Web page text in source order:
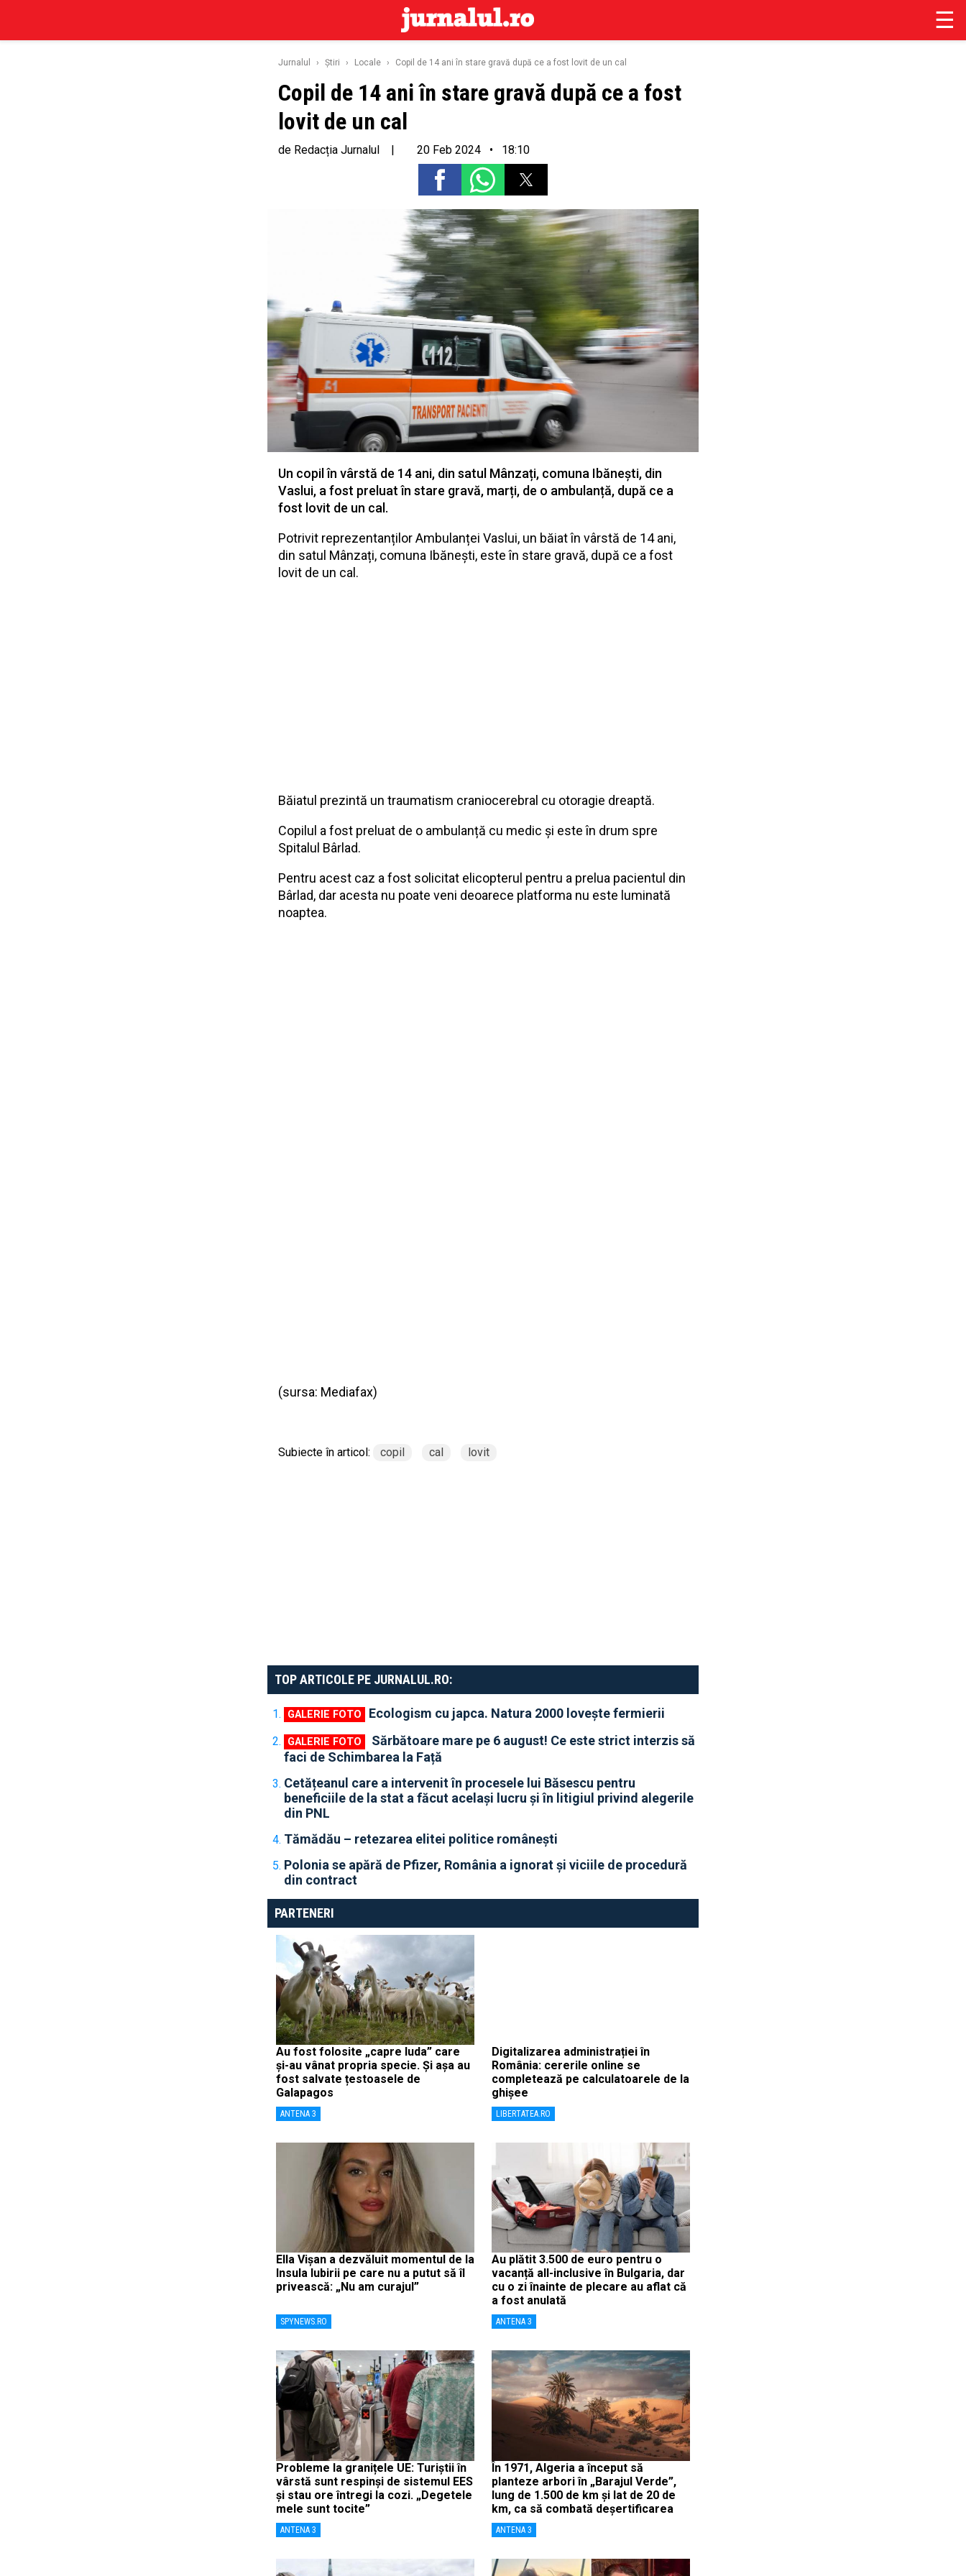
☰
Jurnalul › Ştiri › Locale › Copil de 14 ani în stare gravă după ce a fost lovit de un cal
Copil de 14 ani în stare gravă după ce a fost
lovit de un cal
de Redacția Jurnalul | 20 Feb 2024 • 18:10
Un copil în vârstă de 14 ani, din satul Mânzați, comuna Ibănești, din
Vaslui, a fost preluat în stare gravă, marți, de o ambulanță, după ce a
fost lovit de un cal.
Potrivit reprezentanților Ambulanței Vaslui, un băiat în vârstă de 14 ani,
din satul Mânzați, comuna Ibănești, este în stare gravă, după ce a fost
lovit de un cal.
Băiatul prezintă un traumatism craniocerebral cu otoragie dreaptă.
Copilul a fost preluat de o ambulanță cu medic și este în drum spre
Spitalul Bârlad.
Pentru acest caz a fost solicitat elicopterul pentru a prelua pacientul din
Bârlad, dar acesta nu poate veni deoarece platforma nu este luminată
noaptea.
(sursa: Mediafax)
Subiecte în articol: copil cal lovit
TOP ARTICOLE PE JURNALUL.RO:
Ecologism cu japca. Natura 2000 lovește fermierii
Sărbătoare mare pe 6 august! Ce este strict interzis să
faci de Schimbarea la Față
Cetățeanul care a intervenit în procesele lui Băsescu pentru
beneficiile de la stat a făcut același lucru și în litigiul privind alegerile
din PNL
Tămădău – retezarea elitei politice românești
Polonia se apără de Pfizer, România a ignorat și viciile de procedură
din contract
PARTENERI
Au fost folosite „capre Iuda” care
și-au vânat propria specie. Și așa au
fost salvate țestoasele de
Galapagos
ANTENA 3
Digitalizarea administrației în
România: cererile online se
completează pe calculatoarele de la
ghișee
LIBERTATEA.RO
Ella Vișan a dezvăluit momentul de la
Insula Iubirii pe care nu a putut să îl
privească: „Nu am curajul”
SPYNEWS.RO
Au plătit 3.500 de euro pentru o
vacanță all-inclusive în Bulgaria, dar
cu o zi înainte de plecare au aflat că
a fost anulată
ANTENA 3
Probleme la granițele UE: Turiștii în
vârstă sunt respinși de sistemul EES
și stau ore întregi la cozi. „Degetele
mele sunt tocite”
ANTENA 3
În 1971, Algeria a început să
planteze arbori în „Barajul Verde”,
lung de 1.500 de km și lat de 20 de
km, ca să combată deșertificarea
ANTENA 3